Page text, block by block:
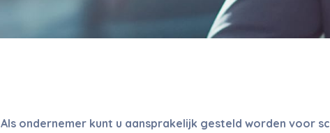
Als ondernemer kunt u aansprakelijk gesteld worden voor